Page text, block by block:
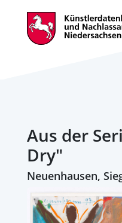
Aus der
Dry"
Neuenhausen,